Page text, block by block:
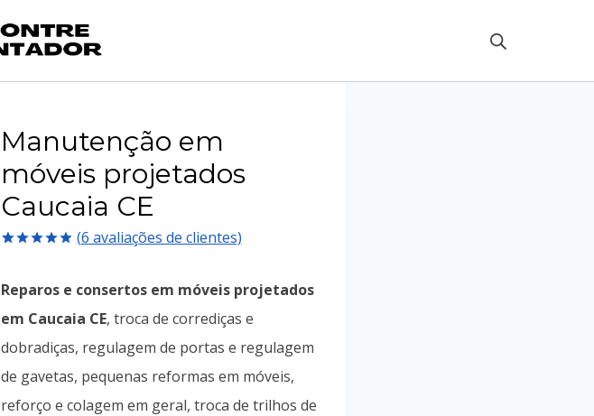
Manutenção em
móveis projetados
Caucaia CE
de 5, com
baseado em
avaliações
(6 avaliações de clientes)
Reparos e consertos em móveis projetados
em Caucaia CE, troca de corrediças e
dobradiças, regulagem de portas e regulagem
de gavetas, pequenas reformas em móveis,
reforço e colagem em geral, troca de trilhos de